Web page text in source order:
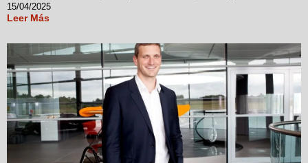
15/04/2025
Leer Más